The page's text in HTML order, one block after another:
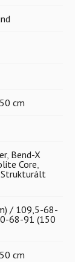
cm
, Bend-X
Core,
Strukturált
/ 109,5-68-
68-91 (150
cm